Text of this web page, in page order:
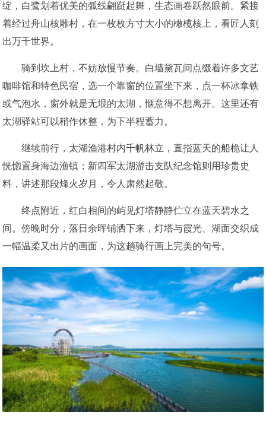
绽，白鹭划着优美的弧线翩跹起舞，生态画卷跃然眼前。紧接
着经过舟山核雕村，在一枚枚方寸大小的橄榄核上，看匠人刻
出万千世界。
骑到坎上村，不妨放慢节奏。白墙黛瓦间点缀着许多文艺
咖啡馆和特色民宿，选一个靠窗的位置坐下来，点一杯冰拿铁
或气泡水，窗外就是无垠的太湖，惬意得不想离开。这里还有
太湖驿站可以稍作休整，为下半程蓄力。
继续前行，太湖渔港村内千帆林立，直指蓝天的船桅让人
恍惚置身海边渔镇；新四军太湖游击支队纪念馆则用珍贵史
料，讲述那段烽火岁月，令人肃然起敬。
终点附近，红白相间的屿见灯塔静静伫立在蓝天碧水之
间。傍晚时分，落日余晖铺洒下来，灯塔与霞光、湖面交织成
一幅温柔又出片的画面，为这趟骑行画上完美的句号。